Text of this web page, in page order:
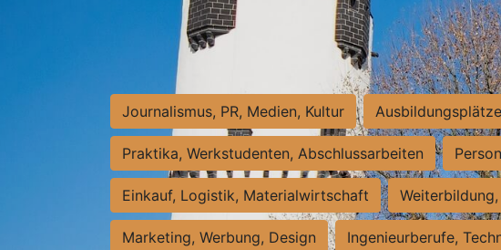
Journalismus, PR, Medien, Kultur Ausbildungsplätze
Praktika, Werkstudenten, Abschlussarbeiten
Einkauf, Logistik, Materialwirtschaft
Marketing, Werbung, Design Ingenieurberufe,